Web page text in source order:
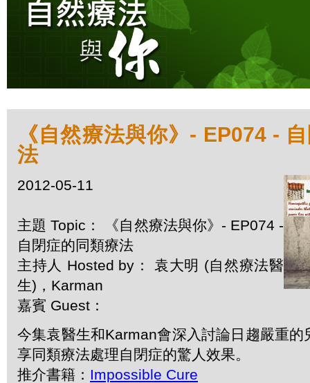
《自然療法與你》- EP074 -
法
2012-05-11
主題 Topic： 《自然療法與你》- EP074 -
自閉症的同類療法
主持人 Hosted by： 袁大明 (自然療法醫
生)，Karman
嘉賓 Guest：
今集袁醫生和Karman會深入討論日趨嚴重的
享同類療法處理自閉症的驚人效果。
推介書籍： Impossible Cure